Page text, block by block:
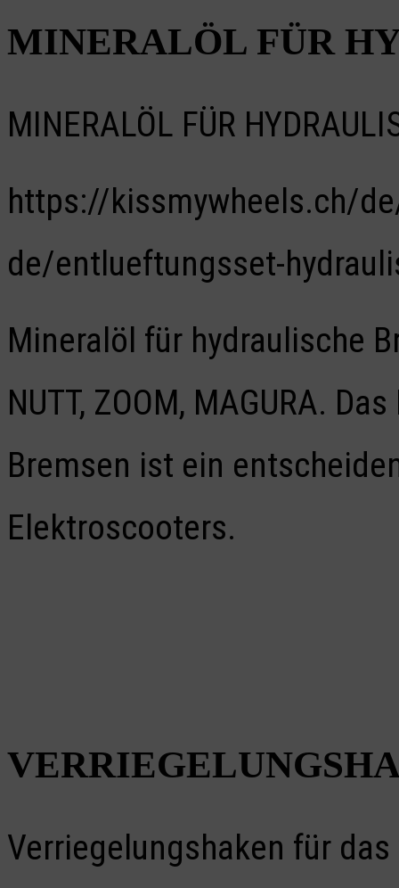
MINERALÖL FÜR
MINERALÖL FÜR
https://kissmywheels.ch/
de/entlueftungsset-
Mineralöl für hydraulische
NUTT, ZOOM, MAGURA.
Bremsen ist ein
Elektroscooters.
Verriegelungshaken für